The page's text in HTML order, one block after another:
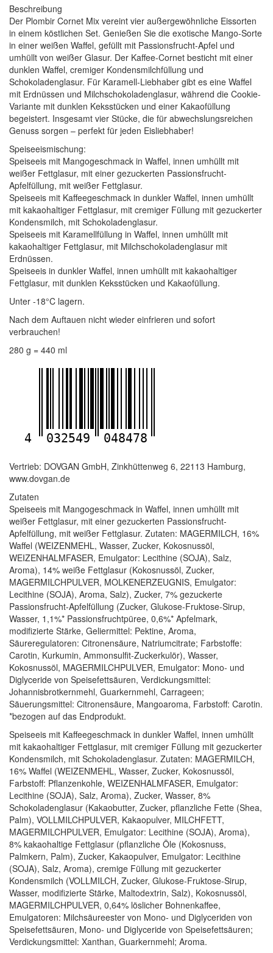
Beschreibung
Der Plombir Cornet Mix vereint vier außergewöhnliche Eissorten
in einem köstlichen Set. Genießen Sie die exotische Mango-Sorte
in einer weißen Waffel, gefüllt mit Passionsfrucht-Apfel und
umhüllt von weißer Glasur. Der Kaffee-Cornet besticht mit einer
dunklen Waffel, cremiger Kondensmilchfüllung und
Schokoladenglasur. Für Karamell-Liebhaber gibt es eine Waffel
mit Erdnüssen und Milchschokoladenglasur, während die Cookie-
Variante mit dunklen Keksstücken und einer Kakaofüllung
begeistert. Insgesamt vier Stücke, die für abwechslungsreichen
Genuss sorgen – perfekt für jeden Eisliebhaber!
Speiseeismischung:
Speiseeis mit Mangogeschmack in Waffel, innen umhüllt mit
weißer Fettglasur, mit einer gezuckerten Passionsfrucht-
Apfelfüllung, mit weißer Fettglasur.
Speiseeis mit Kaffeegeschmack in dunkler Waffel, innen umhüllt
mit kakaohaltiger Fettglasur, mit cremiger Füllung mit gezuckerter
Kondensmilch, mit Schokoladenglasur.
Speiseeis mit Karamellfüllung in Waffel, innen umhüllt mit
kakaohaltiger Fettglasur, mit Milchschokoladenglasur mit
Erdnüssen.
Speiseeis in dunkler Waffel, innen umhüllt mit kakaohaltiger
Fettglasur, mit dunklen Keksstücken und Kakaofüllung.
Unter -18°C lagern.
Nach dem Auftauen nicht wieder einfrieren und sofort
verbrauchen!
280 g = 440 ml
4 032549 048478
Vertrieb: DOVGAN GmbH, Zinkhüttenweg 6, 22113 Hamburg,
www.dovgan.de
Zutaten
Speiseeis mit Mangogeschmack in Waffel, innen umhüllt mit
weißer Fettglasur, mit einer gezuckerten Passionsfrucht-
Apfelfüllung, mit weißer Fettglasur. Zutaten: MAGERMILCH, 16%
Waffel (WEIZENMEHL, Wasser, Zucker, Kokosnussöl,
WEIZENHALMFASER, Emulgator: Lecithine (SOJA), Salz,
Aroma), 14% weiße Fettglasur (Kokosnussöl, Zucker,
MAGERMILCHPULVER, MOLKENERZEUGNIS, Emulgator:
Lecithine (SOJA), Aroma, Salz), Zucker, 7% gezuckerte
Passionsfrucht-Apfelfüllung (Zucker, Glukose-Fruktose-Sirup,
Wasser, 1,1%* Passionsfruchtpüree, 0,6%* Apfelmark,
modifizierte Stärke, Geliermittel: Pektine, Aroma,
Säureregulatoren: Citronensäure, Natriumcitrate; Farbstoffe:
Carotin, Kurkumin, Ammonsulfit-Zuckerkulör), Wasser,
Kokosnussöl, MAGERMILCHPULVER, Emulgator: Mono- und
Diglyceride von Speisefettsäuren, Verdickungsmittel:
Johannisbrotkernmehl, Guarkernmehl, Carrageen;
Säuerungsmittel: Citronensäure, Mangoaroma, Farbstoff: Carotin.
*bezogen auf das Endprodukt.
Speiseeis mit Kaffeegeschmack in dunkler Waffel, innen umhüllt
mit kakaohaltiger Fettglasur, mit cremiger Füllung mit gezuckerter
Kondensmilch, mit Schokoladenglasur. Zutaten: MAGERMILCH,
16% Waffel (WEIZENMEHL, Wasser, Zucker, Kokosnussöl,
Farbstoff: Pflanzenkohle, WEIZENHALMFASER, Emulgator:
Lecithine (SOJA), Salz, Aroma), Zucker, Wasser, 8%
Schokoladenglasur (Kakaobutter, Zucker, pflanzliche Fette (Shea,
Palm), VOLLMILCHPULVER, Kakaopulver, MILCHFETT,
MAGERMILCHPULVER, Emulgator: Lecithine (SOJA), Aroma),
8% kakaohaltige Fettglasur (pflanzliche Öle (Kokosnuss,
Palmkern, Palm), Zucker, Kakaopulver, Emulgator: Lecithine
(SOJA), Salz, Aroma), cremige Füllung mit gezuckerter
Kondensmilch (VOLLMILCH, Zucker, Glukose-Fruktose-Sirup,
Wasser, modifizierte Stärke, Maltodextrin, Salz), Kokosnussöl,
MAGERMILCHPULVER, 0,64% löslicher Bohnenkaffee,
Emulgatoren: Milchsäureester von Mono- und Diglyceriden von
Speisefettsäuren, Mono- und Diglyceride von Speisefettsäuren;
Verdickungsmittel: Xanthan, Guarkernmehl; Aroma.